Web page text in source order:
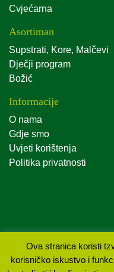
Cvjećarna
Asortiman
Supstrati, Kore, Malčevi
Dječji program
Božić
Informacije
O nama
Gdje smo
Uvjeti korištenja
Politika privatnosti
Sva prava pridržana Agro
Ova stranica koristi
korisničko iskustvo i